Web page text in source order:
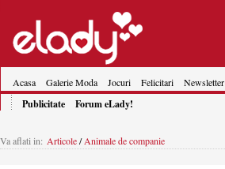
Acasa Galerie Moda Jocuri Felicitari Newsletter
Publicitate Forum eLady!
Va aflati in: Articole/Animale de companie